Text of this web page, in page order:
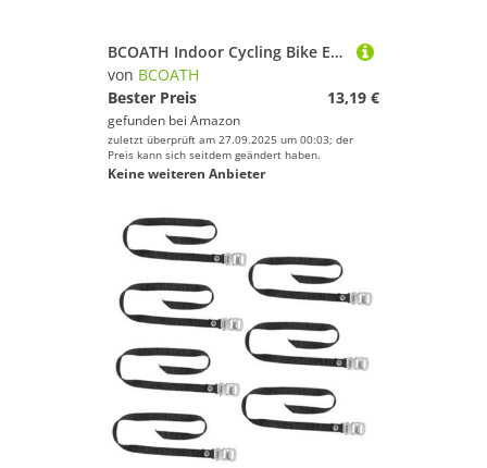
BCOATH Indoor Cycling Bike Endkappen mit rutschfeste Kunststoff-fußstützen für zusätzliche Stabilität und Geräuschreduzierte Bewegung Geeignet für Heimtrainer und Fitnessgeräte
von BCOATH
Bester Preis
13,19 €
gefunden bei Amazon
zuletzt überprüft am 27.09.2025 um 00:03; der
Preis kann sich seitdem geändert haben.
Keine weiteren Anbieter